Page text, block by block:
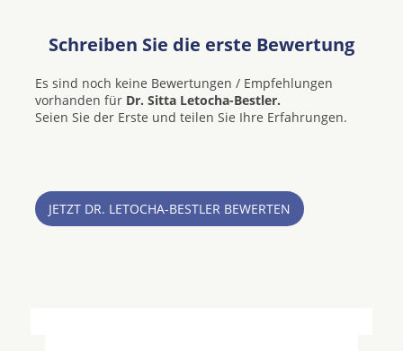
Schreiben Sie die erste Bewertung
Es sind noch keine Bewertungen / Empfehlungen
vorhanden für Dr. Sitta Letocha-Bestler.
Seien Sie der Erste und teilen Sie Ihre Erfahrungen.
JETZT DR. LETOCHA-BESTLER BEWERTEN